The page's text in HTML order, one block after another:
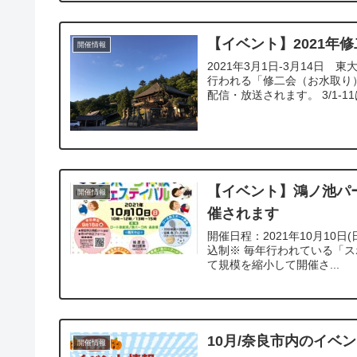
開催情報 【イベント】2021年
2021年3月1日-3月14日 東大
行われる「修二会（お水取
配信・放送されます。 3/1-
開催情報
【イベント】鴻ノ池
催されます
開催日程：2021年10月10日
込制※ 毎年行われている「
て規模を縮小して開催さ...
開催情報 10月/奈良市内のイベ